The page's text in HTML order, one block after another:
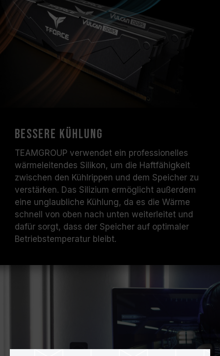
bessere Kühlung
TEAMGROUP verwendet ein professionelles
wärmeleitendes Silikon, um die Haftfähigkeit
zwischen den Kühlrippen und dem Speicher zu
verstärken. Das Silizium ermöglicht außerdem
eine unglaubliche Kühlung, da es die Wärme
schnell von oben nach unten weiterleitet und
dafür sorgt, dass der Speicher auf optimaler
Betriebstemperatur bleibt.